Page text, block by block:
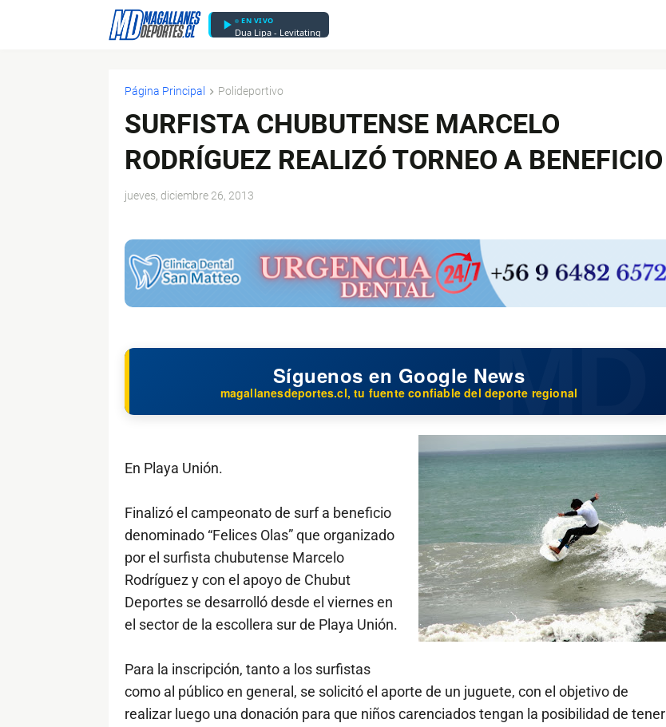
EN VIVO
Dua Lipa - Levitating
Página Principal Polideportivo
SURFISTA CHUBUTENSE MARCELO
RODRÍGUEZ REALIZÓ TORNEO A BENEFICIO
jueves, diciembre 26, 2013
Síguenos en Google News
magallanesdeportes.cl, tu fuente confiable del deporte regional
En Playa Unión.
Finalizó el campeonato de surf a beneficio
denominado “Felices Olas” que organizado
por el surfista chubutense Marcelo
Rodríguez y con el apoyo de Chubut
Deportes se desarrolló desde el viernes en
el sector de la escollera sur de Playa Unión.
Para la inscripción, tanto a los surfistas
como al público en general, se solicitó el aporte de un juguete, con el objetivo de
realizar luego una donación para que niños carenciados tengan la posibilidad de tener